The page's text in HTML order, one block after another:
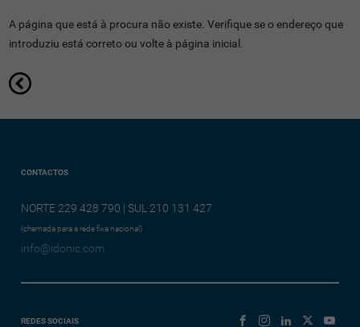
A página que está à procura não existe. Verifique se o endereço que
introduziu está correto ou volte à página inicial.
CONTACTOS
NORTE 229 428 790 | SUL 210 131 427
(chamada para a rede fixa nacional)
info@idonic.com
REDES SOCIAIS